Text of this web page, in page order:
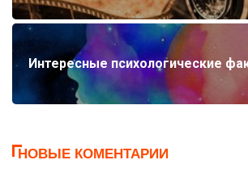
Интересные психологические
НОВЫЕ КОМЕНТАРИИ